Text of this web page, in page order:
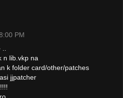
PM
n lib.vkp na
k folder card/other/patches
jjpatcher